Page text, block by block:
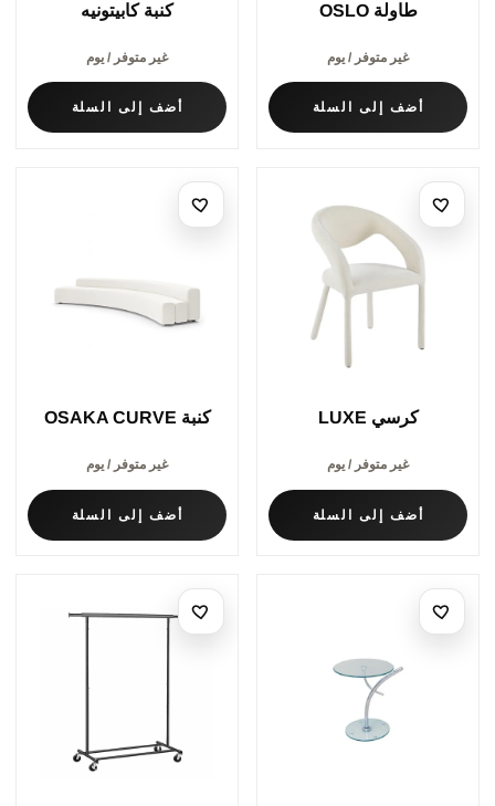
طاولة OSLO
غير متوفر / يوم
أضف إلى السلة
كنبة كابيتونيه
غير متوفر / يوم
أضف إلى السلة
كرسي LUXE
غير متوفر / يوم
أضف إلى السلة
كنبة OSAKA CURVE
غير متوفر / يوم
أضف إلى السلة